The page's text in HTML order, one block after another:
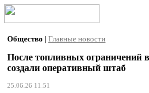
Общество | Главные новости
После топливных ограничений
создали оперативный штаб
25.06.26 11:51